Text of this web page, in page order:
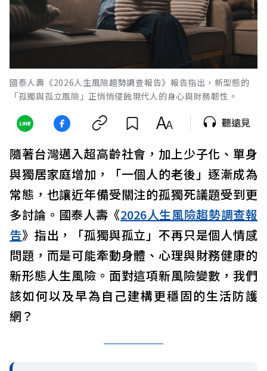
國泰人壽《2026人生風險趨勢調查報告》報告指出，新型態的
「孤獨與孤立風險」正悄悄侵蝕現代人的身心與財務韌性。
聽遠見
隨著台灣邁入超高齡社會，加上少子化、單身
與獨居家庭增加，「一個人的老後」逐漸成為
常態，也讓近年備受關注的孤獨死議題受到更
多討論。國泰人壽《2026人生風險趨勢調查報
告》指出，「孤獨與孤立」不再只是個人情感
問題，而是可能牽動身體、心理與財務健康的
新形態人生風險。面對這項新風險變數，我們
該如何以及早為自己建構更穩固的生活防護
網？